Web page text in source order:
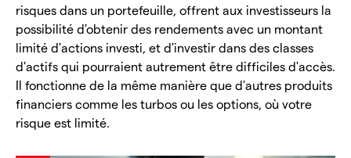
risques dans un portefeuille, offrent aux investisseurs la
possibilité d'obtenir des rendements avec un montant
limité d'actions investi, et d'investir dans des classes
d'actifs qui pourraient autrement être difficiles d'accès.
Il fonctionne de la même manière que d'autres produits
financiers comme les turbos ou les options, où votre
risque est limité.